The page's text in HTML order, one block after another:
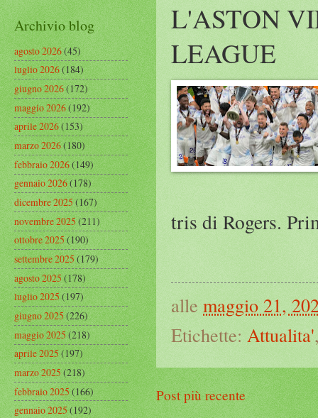
L'ASTON
LEAGUE
tris di Rogers.
alle maggio 21,
Etichette: Attualita'
Post più recente
Archivio blog
agosto 2026(45)
luglio 2026(184)
giugno 2026(172)
maggio 2026(192)
aprile 2026(153)
marzo 2026(180)
febbraio 2026(149)
gennaio 2026(178)
dicembre 2025(167)
novembre 2025(211)
ottobre 2025(190)
settembre 2025(179)
agosto 2025(178)
luglio 2025(197)
giugno 2025(226)
maggio 2025(218)
aprile 2025(197)
marzo 2025(218)
febbraio 2025(166)
gennaio 2025(192)